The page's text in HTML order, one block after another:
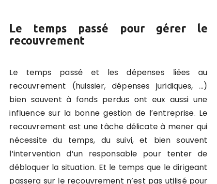
Le temps passé pour gérer le
recouvrement
Le temps passé et les dépenses liées au
recouvrement (huissier, dépenses juridiques, …)
bien souvent à fonds perdus ont eux aussi une
influence sur la bonne gestion de l’entreprise. Le
recouvrement est une tâche délicate à mener qui
nécessite du temps, du suivi, et bien souvent
l’intervention d’un responsable pour tenter de
débloquer la situation. Et le temps que le dirigeant
passera sur le recouvrement n’est pas utilisé pour